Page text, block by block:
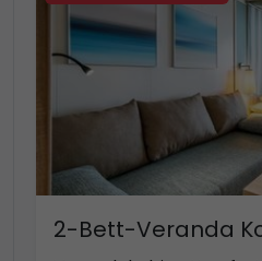
2-Bett-Veranda